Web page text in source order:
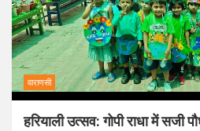
वाराणसी
हरियाली उत्सव: गोपी राधा में सजी